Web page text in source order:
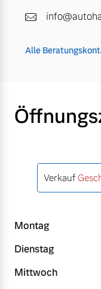
Alle
Verkauf
Montag
Dienstag
Mittwoch